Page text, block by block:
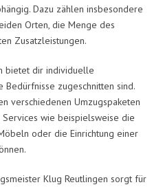
Dazu zählen insbesondere
Orten, die Menge des
Zusatzleistungen.
bietet dir individuelle
zugeschnitten sind.
verschiedenen Umzugspaketen
wie beispielsweise die
oder die Einrichtung einer
Klug Reutlingen sorgt für